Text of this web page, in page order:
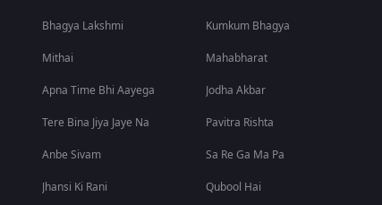
Bhagya Lakshmi
Mithai
Apna Time Bhi Aayega
Tere Bina Jiya Jaye Na
Anbe Sivam
Jhansi Ki Rani
Kumkum Bhagya
Mahabharat
Jodha Akbar
Pavitra Rishta
Sa Re Ga Ma Pa
Qubool Hai